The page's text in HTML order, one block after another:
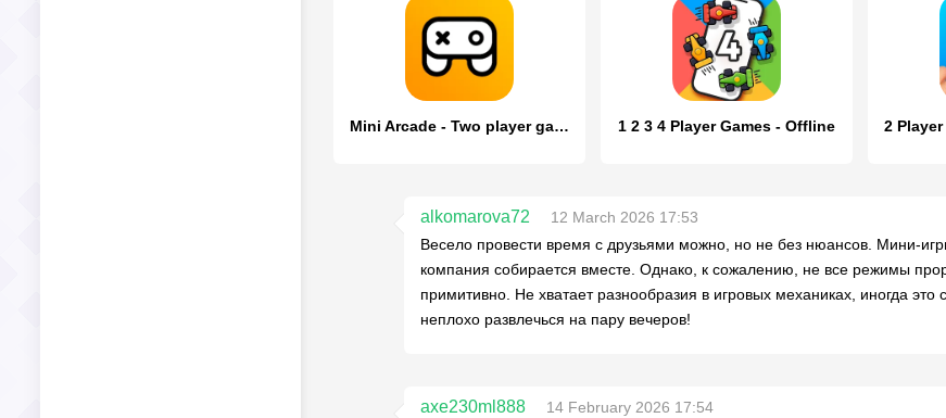
Mini Arcade - Two player games 1 2 3 4 Player Games - Offline
alkomarova72
12 March 2026 17:53
Весело провести время с друзьями можно, но не без нюансов. Мини-
компания собирается вместе. Однако, к сожалению, не все режимы
примитивно. Не хватает разнообразия в игровых механиках, иногда
неплохо развлечься на пару вечеров!
axe230ml888 14 February 2026 17:54